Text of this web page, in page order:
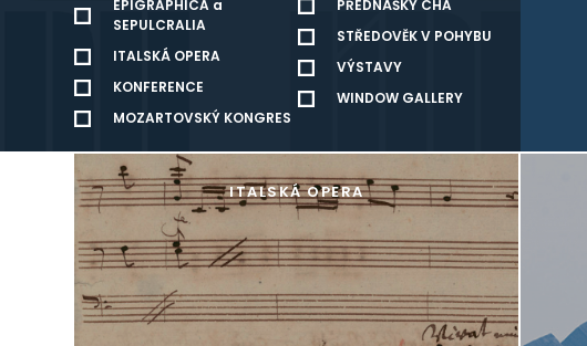
EPIGRAPHICA a
SEPULCRALIA
ITALSKÁ OPERA
KONFERENCE
MOZARTOVSKÝ KONGRES
PŘEDNÁŠKY CHA
STŘEDOVĚK V POHYBU
VÝSTAVY
WINDOW GALLERY
ITALSKÁ OPERA